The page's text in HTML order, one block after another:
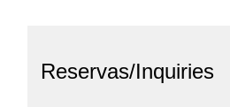
Reservas/Inquiries